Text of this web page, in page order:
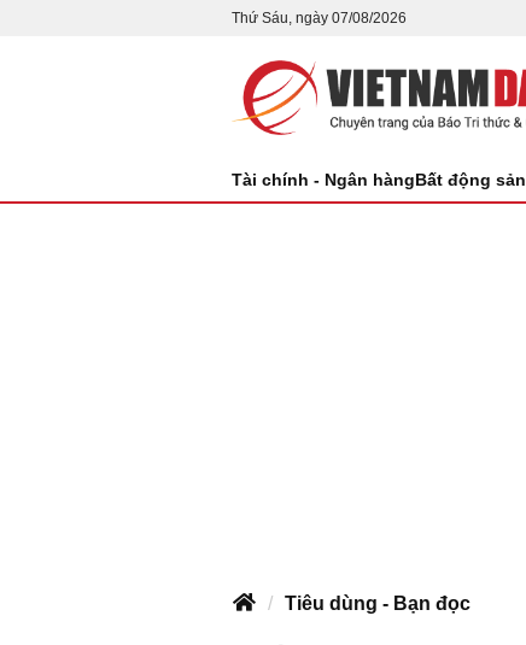
Thứ Sáu, ngày 07/08/2026
Tài chính - Ngân hàngBất động sản
Tiêu dùng - Bạn đọc